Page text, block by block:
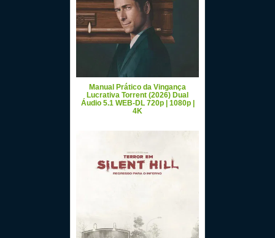
Manual Prático da Vingança
Lucrativa Torrent (2026) Dual
Áudio 5.1 WEB-DL 720p | 1080p |
4K